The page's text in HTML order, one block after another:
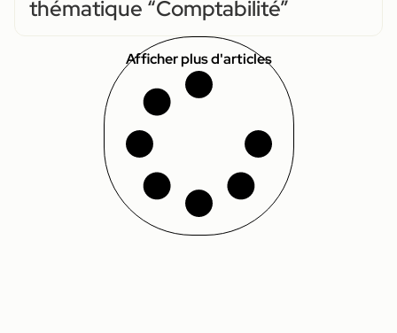
thématique “Comptabilité”
Afficher plus d'articles